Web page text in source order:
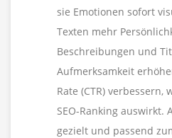
sie Emotionen sofort
Texten mehr
Beschreibungen und
Aufmerksamkeit
Rate (CTR) verbessern,
SEO-Ranking auswirkt.
gezielt und passend